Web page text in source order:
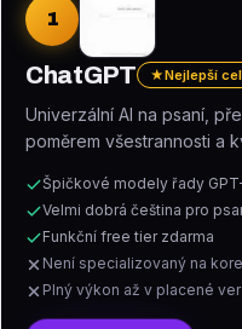
1
ChatGPT ★Nejlepší
Univerzální AI na psaní,
poměrem všestrannosti a
Špičkové modely řady
Velmi dobrá čeština pro
Funkční free tier zdarma
Není specializovaný na
Plný výkon až v placené